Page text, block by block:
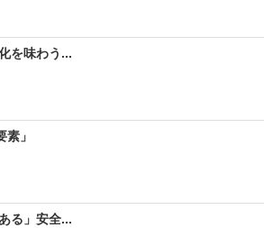
を味わう...
」
る」安全...